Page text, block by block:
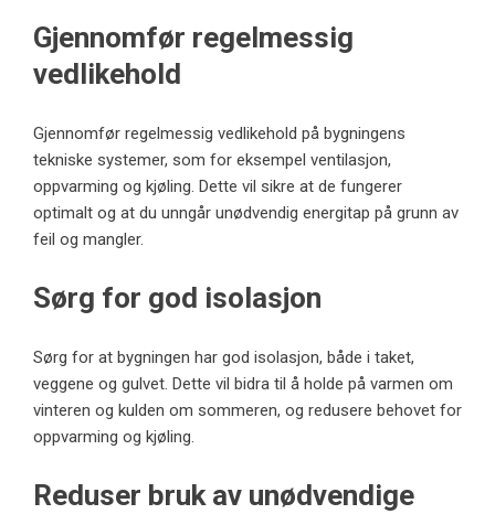
Gjennomfør regelmessig
vedlikehold
Gjennomfør regelmessig vedlikehold på bygningens
tekniske systemer, som for eksempel ventilasjon,
oppvarming og kjøling. Dette vil sikre at de fungerer
optimalt og at du unngår unødvendig energitap på grunn av
feil og mangler.
Sørg for god isolasjon
Sørg for at bygningen har god isolasjon, både i taket,
veggene og gulvet. Dette vil bidra til å holde på varmen om
vinteren og kulden om sommeren, og redusere behovet for
oppvarming og kjøling.
Reduser bruk av unødvendige